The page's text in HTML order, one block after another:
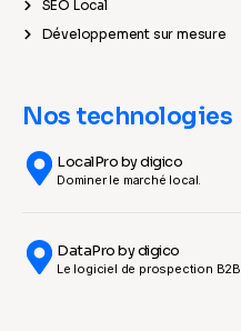
SEO Local
Développement sur mesure
Nos technologies
LocalPro by digico
Dominer le marché local.
DataPro by digico
Le logiciel de prospection B2B